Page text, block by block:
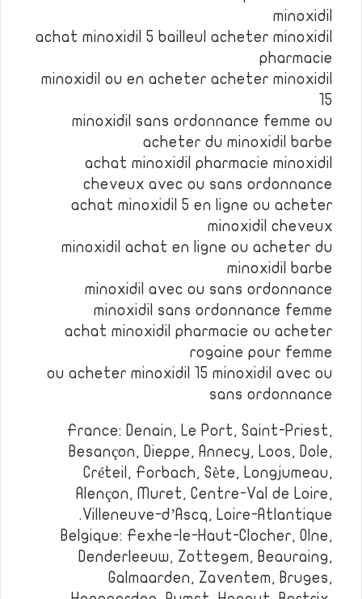
minoxidil
achat minoxidil 5 bailleul acheter minoxidil
pharmacie
minoxidil ou en acheter acheter minoxidil
15
minoxidil sans ordonnance femme ou
acheter du minoxidil barbe
achat minoxidil pharmacie minoxidil
cheveux avec ou sans ordonnance
achat minoxidil 5 en ligne ou acheter
minoxidil cheveux
minoxidil achat en ligne ou acheter du
minoxidil barbe
minoxidil avec ou sans ordonnance
minoxidil sans ordonnance femme
achat minoxidil pharmacie ou acheter
rogaine pour femme
ou acheter minoxidil 15 minoxidil avec ou
sans ordonnance
France: Denain, Le Port, Saint-Priest,
Besançon, Dieppe, Annecy, Loos, Dole,
Créteil, Forbach, Sète, Longjumeau,
Alençon, Muret, Centre-Val de Loire,
Villeneuve-d’Ascq, Loire-Atlantique.
Belgique: Fexhe-le-Haut-Clocher, Olne,
Denderleeuw, Zottegem, Beauraing,
Galmaarden, Zaventem, Bruges,